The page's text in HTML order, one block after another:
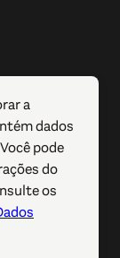
a
dados
pode
do
os